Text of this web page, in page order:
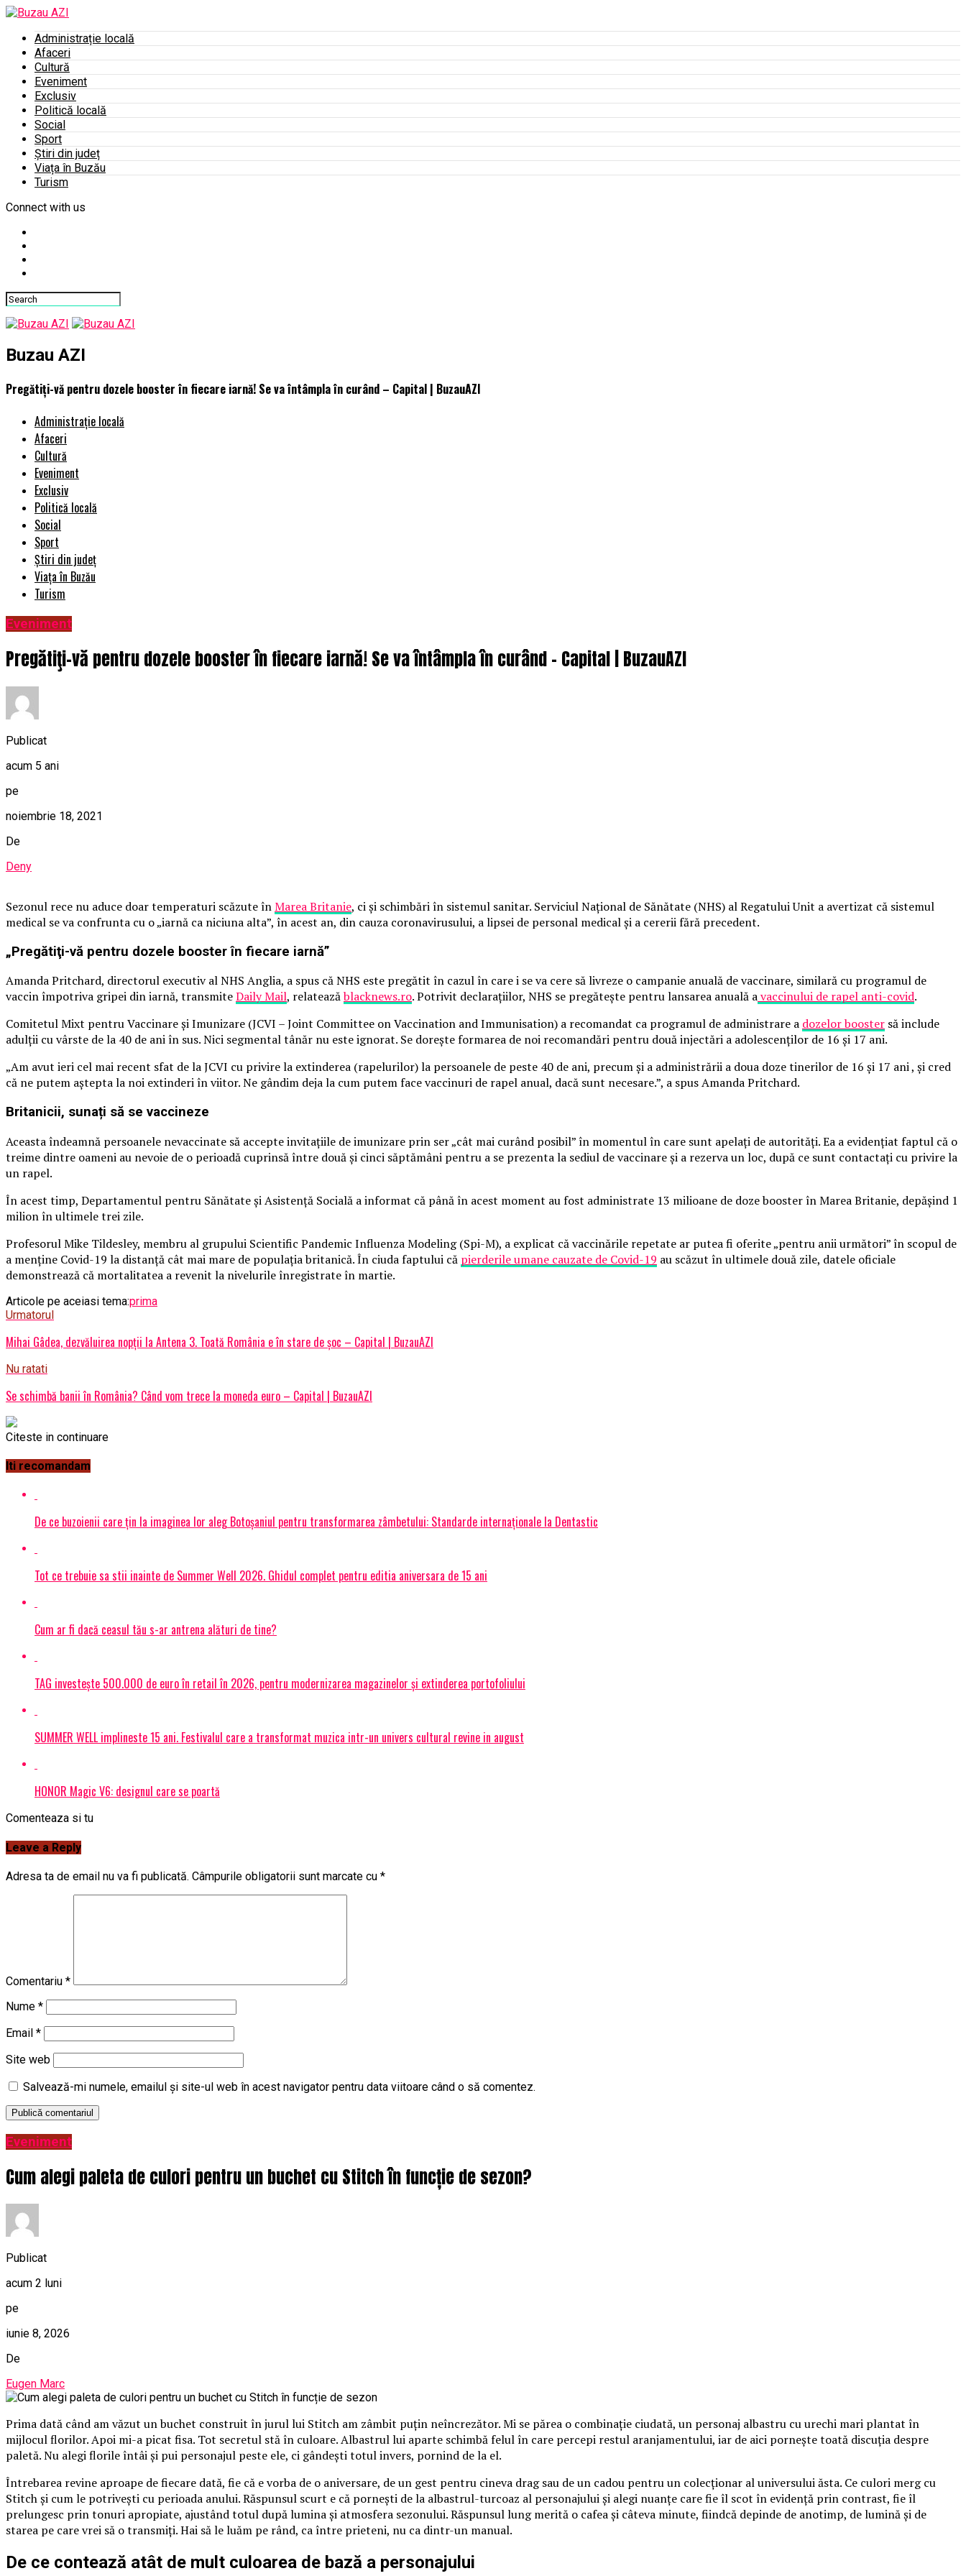
Administrație locală
Afaceri
Cultură
Eveniment
Exclusiv
Politică locală
Social
Sport
Știri din județ
Viața în Buzău
Turism
Connect with us
Buzau AZI
Pregătiţi-vă pentru dozele booster în fiecare iarnă! Se va întâmpla în curând – Capital | BuzauAZI
Administrație locală
Afaceri
Cultură
Eveniment
Exclusiv
Politică locală
Social
Sport
Știri din județ
Viața în Buzău
Turism
Eveniment
Pregătiţi-vă pentru dozele booster în fiecare iarnă! Se va întâmpla în curând – Capital | BuzauAZI
Publicat
acum 5 ani
pe
noiembrie 18, 2021
De
Deny
Sezonul rece nu aduce doar temperaturi scăzute înMarea Britanie, ci și schimbări în sistemul sanitar. Serviciul Național de Sănătate (NHS) al Regatului Unit a avertizat că sistemul
medical se va confrunta cu o „iarnă ca niciuna alta”, în acest an, din cauza coronavirusului, a lipsei de personal medical și a cererii fără precedent.
„Pregătiţi-vă pentru dozele booster în fiecare iarnă”
Amanda Pritchard, directorul executiv al NHS Anglia, a spus că NHS este pregătit în cazul în care i se va cere să livreze o campanie anuală de vaccinare, similară cu programul de
vaccin împotriva gripei din iarnă, transmiteDaily Mail, relateazăblacknews.ro. Potrivit declarațiilor, NHS se pregătește pentru lansarea anuală avaccinului de rapel anti-covid.
Comitetul Mixt pentru Vaccinare și Imunizare (JCVI – Joint Committee on Vaccination and Immunisation) a recomandat ca programul de administrare a dozelor booster să include
adulții cu vârste de la 40 de ani în sus. Nici segmental tânăr nu este ignorat. Se dorește formarea de noi recomandări pentru două injectări a adolescenților de 16 și 17 ani.
„Am avut ieri cel mai recent sfat de la JCVI cu privire la extinderea (rapelurilor) la persoanele de peste 40 de ani, precum și a administrării a doua doze tinerilor de 16 și 17 ani , și cred
că ne putem aștepta la noi extinderi în viitor. Ne gândim deja la cum putem face vaccinuri de rapel anual, dacă sunt necesare.”, a spus Amanda Pritchard.
Britanicii, sunați să se vaccineze
Aceasta îndeamnă persoanele nevaccinate să accepte invitațiile de imunizare prin ser „cât mai curând posibil” în momentul în care sunt apelați de autorități. Ea a evidențiat faptul că o
treime dintre oameni au nevoie de o perioadă cuprinsă între două și cinci săptămâni pentru a se prezenta la sediul de vaccinare și a rezerva un loc, după ce sunt contactați cu privire la
un rapel.
În acest timp, Departamentul pentru Sănătate și Asistență Socială a informat că până în acest moment au fost administrate 13 milioane de doze booster în Marea Britanie, depășind 1
milion în ultimele trei zile.
Profesorul Mike Tildesley, membru al grupului Scientific Pandemic Influenza Modeling (Spi-M), a explicat că vaccinările repetate ar putea fi oferite „pentru anii următori” în scopul de
a menține Covid-19 la distanță cât mai mare de populația britanică. În ciuda faptului că pierderile umane cauzate de Covid-19 au scăzut în ultimele două zile, datele oficiale
demonstrează că mortalitatea a revenit la nivelurile înregistrate în martie.
Articole pe aceiasi tema:prima
Urmatorul
Mihai Gâdea, dezvăluirea nopții la Antena 3. Toată România e în stare de șoc – Capital | BuzauAZI
Nu ratati
Se schimbă banii în România? Când vom trece la moneda euro – Capital | BuzauAZI
Citeste in continuare
Iti recomandam
De ce buzoienii care țin la imaginea lor aleg Botoșaniul pentru transformarea zâmbetului: Standarde internaționale la Dentastic
Tot ce trebuie sa stii inainte de Summer Well 2026. Ghidul complet pentru editia aniversara de 15 ani
Cum ar fi dacă ceasul tău s-ar antrena alături de tine?
TAG investește 500.000 de euro în retail în 2026, pentru modernizarea magazinelor și extinderea portofoliului
SUMMER WELL implineste 15 ani. Festivalul care a transformat muzica intr-un univers cultural revine in august
HONOR Magic V6: designul care se poartă
Comenteaza si tu
Leave a Reply
Adresa ta de email nu va fi publicată. Câmpurile obligatorii sunt marcate cu *
Comentariu *
Nume *
Email *
Site web
Salvează-mi numele, emailul și site-ul web în acest navigator pentru data viitoare când o să comentez.
Eveniment
Cum alegi paleta de culori pentru un buchet cu Stitch în funcție de sezon?
Publicat
acum 2 luni
pe
iunie 8, 2026
De
Eugen Marc
Prima dată când am văzut un buchet construit în jurul lui Stitch am zâmbit puțin neîncrezător. Mi se părea o combinație ciudată, un personaj albastru cu urechi mari plantat în
mijlocul florilor. Apoi mi-a picat fisa. Tot secretul stă în culoare. Albastrul lui aparte schimbă felul în care percepi restul aranjamentului, iar de aici pornește toată discuția despre
paletă. Nu alegi florile întâi și pui personajul peste ele, ci gândești totul invers, pornind de la el.
Întrebarea revine aproape de fiecare dată, fie că e vorba de o aniversare, de un gest pentru cineva drag sau de un cadou pentru un colecționar al universului ăsta. Ce culori merg cu
Stitch și cum le potrivești cu perioada anului. Răspunsul scurt e că pornești de la albastrul-turcoaz al personajului și alegi nuanțe care fie îl scot în evidență prin contrast, fie îl
prelungesc prin tonuri apropiate, ajustând totul după lumina și atmosfera sezonului. Răspunsul lung merită o cafea și câteva minute, fiindcă depinde de anotimp, de lumină și de
starea pe care vrei să o transmiți. Hai să le luăm pe rând, ca între prieteni, nu ca dintr-un manual.
De ce contează atât de mult culoarea de bază a personajului